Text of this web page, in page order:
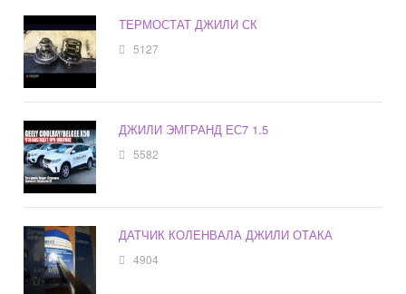
ТЕРМОСТАТ ДЖИЛИ СК
5127
ДЖИЛИ ЭМГРАНД ЕС7 1.5
5582
ДАТЧИК КОЛЕНВАЛА ДЖИЛИ ОТАКА
4904